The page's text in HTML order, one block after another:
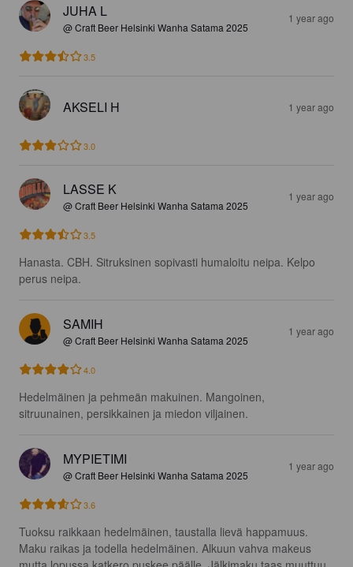
JUHA L
@ Craft Beer Helsinki Wanha Satama 2025
1 year ago
3.5
AKSELI H 1 year ago
3.0
LASSE K
@ Craft Beer Helsinki Wanha Satama 2025
1 year ago
3.5
Hanasta. CBH. Sitruksinen sopivasti humaloitu neipa. Kelpo
perus neipa.
SAMIH
@ Craft Beer Helsinki Wanha Satama 2025
1 year ago
4.0
Hedelmäinen ja pehmeän makuinen. Mangoinen,
sitruunainen, persikkainen ja miedon viljainen.
MYPIETIMI
@ Craft Beer Helsinki Wanha Satama 2025
1 year ago
3.6
Tuoksu raikkaan hedelmäinen, taustalla lievä happamuus.
Maku raikas ja todella hedelmäinen. Alkuun vahva makeus